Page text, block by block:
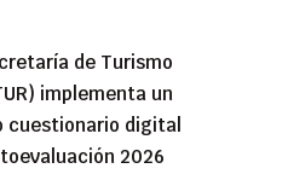
de Turismo
implementa un
cuestionario digital
2026